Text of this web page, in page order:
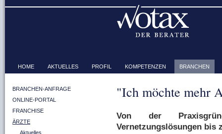
HOME AKTUELLES PROFIL KOMPETENZEN BRANCHEN
BRANCHEN-ANFRAGE
ONLINE-PORTAL
FRANCHISE
ÄRZTE
Aktuelles
"Ich möchte mehr
Von der
Vernetzungslösungen bis